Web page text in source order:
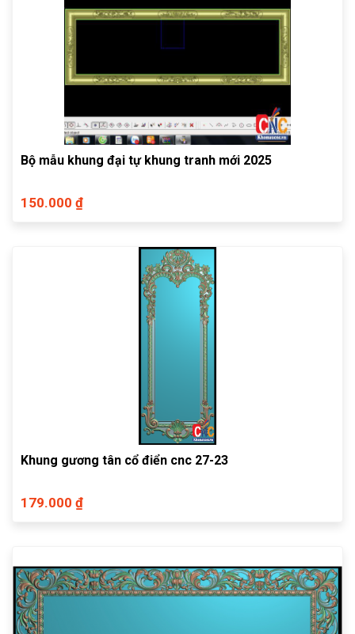
Bộ mẫu khung đại tự khung tranh mới 2025
150.000 ₫
Khung gương tân cổ điển cnc 27-23
179.000 ₫